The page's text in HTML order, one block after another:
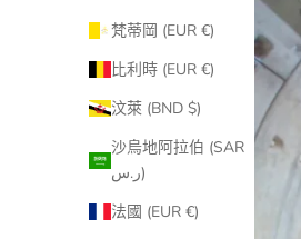
梵蒂岡 (EUR €)
比利時 (EUR €)
汶萊 (BND $)
沙烏地阿拉伯 (SAR
ر.س)
法國 (EUR €)